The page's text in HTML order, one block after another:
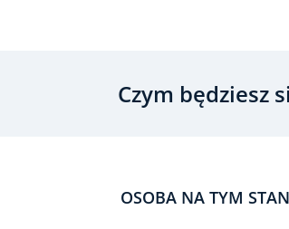
Czym będziesz
OSOBA NA TYM